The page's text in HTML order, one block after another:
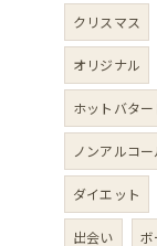
クリスマス
オリジナル
ホットバタ
ノンアルコー
ダイエット
出会い ボ